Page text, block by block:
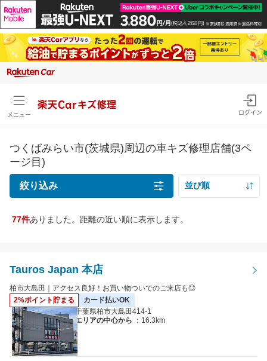
メニュー
楽天Carキズ修理
ログイン
つくばみらい市(茨城県)周辺の車キズ修理店舗(3ペ
ージ目)
絞り込み 並び順
キズの種類
へこみキズ
キズのサイズ
※5cm以下から選択可
77件ありました。距離の近い順に表示します。
Tauros Japan 本店
柏市大島田｜アクセス良好！お買い物ついでのご来店も◎
2%ポイント貯まる
カード払いOK
千葉県柏市大島田414-1
エリアの中心から
：16.3km